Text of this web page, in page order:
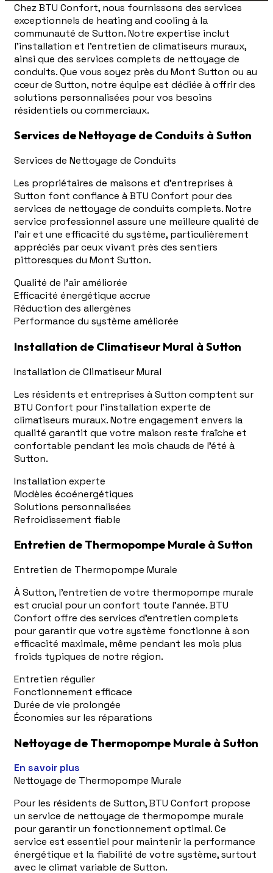
Chez BTU Confort, nous fournissons des services
exceptionnels de heating and cooling à la
communauté de Sutton. Notre expertise inclut
l'installation et l'entretien de climatiseurs muraux,
ainsi que des services complets de nettoyage de
conduits. Que vous soyez près du Mont Sutton ou au
cœur de Sutton, notre équipe est dédiée à offrir des
solutions personnalisées pour vos besoins
résidentiels ou commerciaux.
Services de Nettoyage de Conduits à Sutton
Services de Nettoyage de Conduits
Les propriétaires de maisons et d'entreprises à
Sutton font confiance à BTU Confort pour des
services de nettoyage de conduits complets. Notre
service professionnel assure une meilleure qualité de
l'air et une efficacité du système, particulièrement
appréciés par ceux vivant près des sentiers
pittoresques du Mont Sutton.
Qualité de l'air améliorée
Efficacité énergétique accrue
Réduction des allergènes
Performance du système améliorée
Installation de Climatiseur Mural à Sutton
Installation de Climatiseur Mural
Les résidents et entreprises à Sutton comptent sur
BTU Confort pour l'installation experte de
climatiseurs muraux. Notre engagement envers la
qualité garantit que votre maison reste fraîche et
confortable pendant les mois chauds de l'été à
Sutton.
Installation experte
Modèles écoénergétiques
Solutions personnalisées
Refroidissement fiable
Entretien de Thermopompe Murale à Sutton
Entretien de Thermopompe Murale
À Sutton, l'entretien de votre thermopompe murale
est crucial pour un confort toute l'année. BTU
Confort offre des services d'entretien complets
pour garantir que votre système fonctionne à son
efficacité maximale, même pendant les mois plus
froids typiques de notre région.
Entretien régulier
Fonctionnement efficace
Durée de vie prolongée
Économies sur les réparations
Nettoyage de Thermopompe Murale à Sutton
En savoir plus
Nettoyage de Thermopompe Murale
Pour les résidents de Sutton, BTU Confort propose
un service de nettoyage de thermopompe murale
pour garantir un fonctionnement optimal. Ce
service est essentiel pour maintenir la performance
énergétique et la fiabilité de votre système, surtout
avec le climat variable de Sutton.